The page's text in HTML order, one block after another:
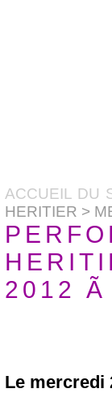
ACCUEIL DU
HERITIER >
2012
Le mercredi